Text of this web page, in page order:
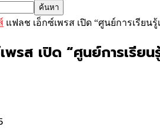
แฟลช เอ็กซ์เพรส เปิด “ศูนย์การเรียน
รส เปิด “ศูนย์การเรียน